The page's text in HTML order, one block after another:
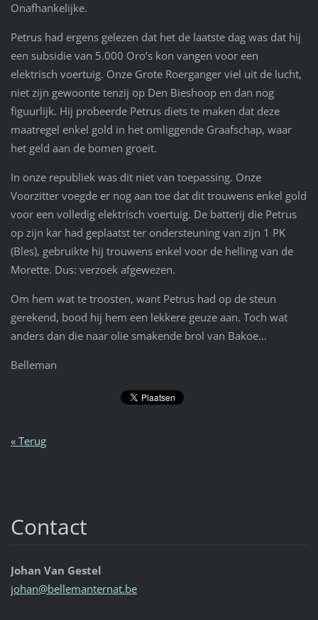
Onafhankelijke.
Petrus had ergens gelezen dat het de laatste dag was dat hij
een subsidie van 5.000 Oro’s kon vangen voor een
elektrisch voertuig. Onze Grote Roerganger viel uit de lucht,
niet zijn gewoonte tenzij op Den Bieshoop en dan nog
figuurlijk. Hij probeerde Petrus diets te maken dat deze
maatregel enkel gold in het omliggende Graafschap, waar
het geld aan de bomen groeit.
In onze republiek was dit niet van toepassing. Onze
Voorzitter voegde er nog aan toe dat dit trouwens enkel gold
voor een volledig elektrisch voertuig. De batterij die Petrus
op zijn kar had geplaatst ter ondersteuning van zijn 1 PK
(Bles), gebruikte hij trouwens enkel voor de helling van de
Morette. Dus: verzoek afgewezen.
Om hem wat te troosten, want Petrus had op de steun
gerekend, bood hij hem een lekkere geuze aan. Toch wat
anders dan die naar olie smakende brol van Bakoe…
Belleman
« Terug
Contact
Johan Van Gestel
johan@bellemanternat.be